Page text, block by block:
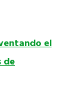
el
de